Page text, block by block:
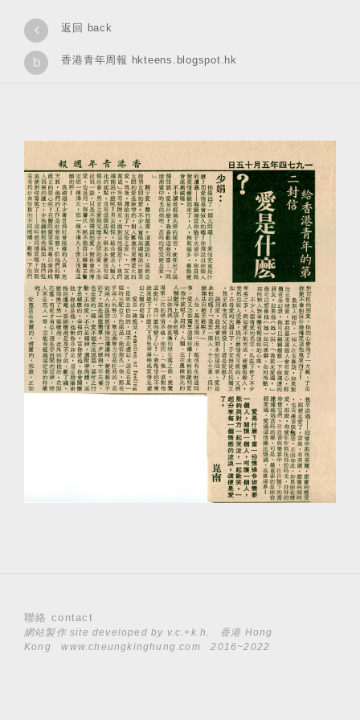
‹ 返回 back
b 香港青年周報 hkteens.blogspot.hk
聯絡 contact
網站製作 site developed by v.c.+k.h.
香港 Hong
Kongwww.cheungkinghung.com 2016~2022